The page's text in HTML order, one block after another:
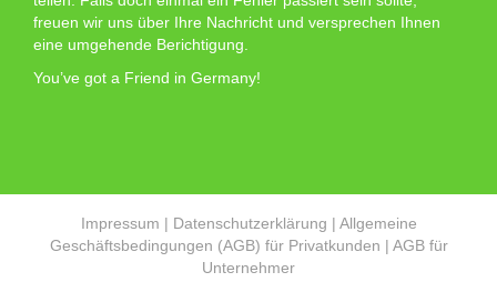
freuen wir uns über Ihre Nachricht und versprechen Ihnen
eine umgehende Berichtigung.
You’ve got a Friend in Germany!
Impressum | Datenschutzerklärung | Allgemeine
Geschäftsbedingungen (AGB) für Privatkunden | AGB für
Unternehmer